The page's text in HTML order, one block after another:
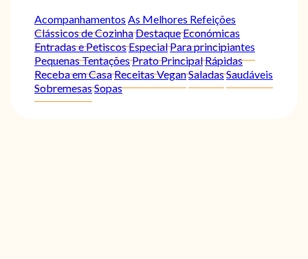
Acompanhamentos As Melhores Refeições
Clássicos de CozinhaDestaqueEconómicas
Entradas e PetiscosEspecialPara principiantes
Pequenas TentaçõesPrato PrincipalRápidas
Receba em CasaReceitas VeganSaladasSaudáveis
SobremesasSopas